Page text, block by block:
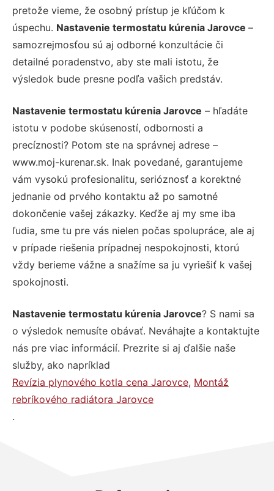
pretože vieme, že osobný prístup je kľúčom k
úspechu. Nastavenie termostatu kúrenia Jarovce –
samozrejmosťou sú aj odborné konzultácie či
detailné poradenstvo, aby ste mali istotu, že
výsledok bude presne podľa vašich predstáv.
Nastavenie termostatu kúrenia Jarovce – hľadáte
istotu v podobe skúseností, odbornosti a
precíznosti? Potom ste na správnej adrese –
www.moj-kurenar.sk. Inak povedané, garantujeme
vám vysokú profesionalitu, serióznosť a korektné
jednanie od prvého kontaktu až po samotné
dokončenie vašej zákazky. Keďže aj my sme iba
ľudia, sme tu pre vás nielen počas spolupráce, ale aj
v prípade riešenia prípadnej nespokojnosti, ktorú
vždy berieme vážne a snažíme sa ju vyriešiť k vašej
spokojnosti.
Nastavenie termostatu kúrenia Jarovce? S nami sa
o výsledok nemusíte obávať. Neváhajte a kontaktujte
nás pre viac informácií. Prezrite si aj ďalšie naše
služby, ako napríklad
Revízia plynového kotla cena Jarovce, Montáž
rebríkového radiátora Jarovce
.